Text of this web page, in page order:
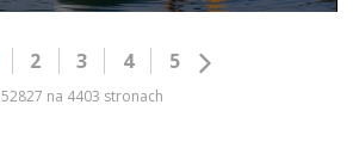
2 3 4 5
52827 na 4403 stronach